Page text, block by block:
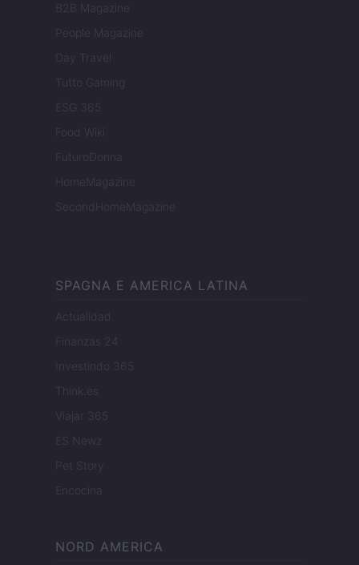
B2B Magazine
People Magazine
Day Travel
Tutto Gaming
ESG 365
Food Wiki
FuturoDonna
HomeMagazine
SecondHomeMagazine
SPAGNA E AMERICA LATINA
Actualidad
Finanzas 24
Investindo 365
Think.es
Viajar 365
ES Newz
Pet Story
Encocina
NORD AMERICA